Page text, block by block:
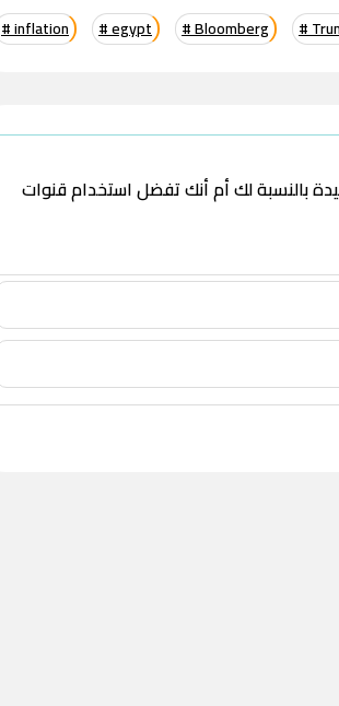
# inflation # egypt # Bloomberg #
بالنسبة لك أم أنك تفضل استخدام قنوات